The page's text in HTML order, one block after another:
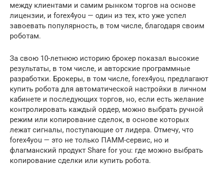
между клиентами и самим рынком торгов на основе
лицензии, и forex4you — один из тех, кто уже успел
завоевать популярность, в том числе, благодаря своим
роботам.
За свою 10-летнюю историю брокер показал высокие
результаты, в том числе, и авторские программные
разработки. Брокеры, в том числе, forex4you, предлагают
купить робота для автоматической настройки в личном
кабинете и последующих торгов, но, если есть желание
контролировать каждый ордер, можно выбрать ручной
режим или копирование сделок, в основе которых
лежат сигналы, поступающие от лидера. Отмечу, что
forex4you — это не только ПАММ-сервис, но и
флагманский продукт Share for you: где можно выбрать
копирование сделки или купить робота.